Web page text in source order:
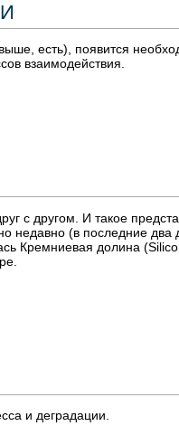
есть), появится
взаимодействия.
с другом. И такое
недавно (в последние два
Кремниевая долина
и деградации.